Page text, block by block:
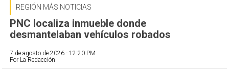
REGIÓN MÁS NOTICIAS
PNC localiza inmueble donde
desmantelaban vehículos robados
7 de agosto de 2026 - 12:20 PM
Por La Redacción